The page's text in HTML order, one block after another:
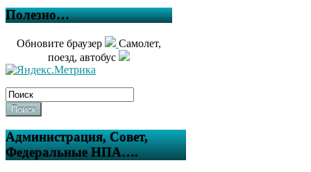
Полезно…
Обновите браузер
Самолет,
поезд, автобус
Поиск
Администрация, Совет,
Федеральные НПА….